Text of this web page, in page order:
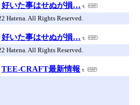
好いた事はせぬが損…
Hatena. All Rights Reserved.
好いた事はせぬが損…
Hatena. All Rights Reserved.
TEE-CRAFT最新情報